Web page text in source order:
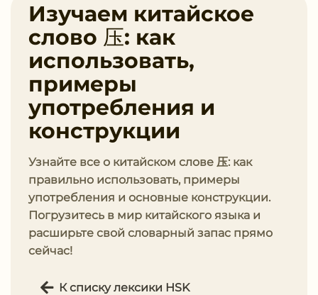
Изучаем китайское
слово 压: как
использовать,
примеры
употребления и
конструкции
Узнайте все о китайском слове 压: как
правильно использовать, примеры
употребления и основные конструкции.
Погрузитесь в мир китайского языка и
расширьте свой словарный запас прямо
сейчас!
К списку лексики HSK